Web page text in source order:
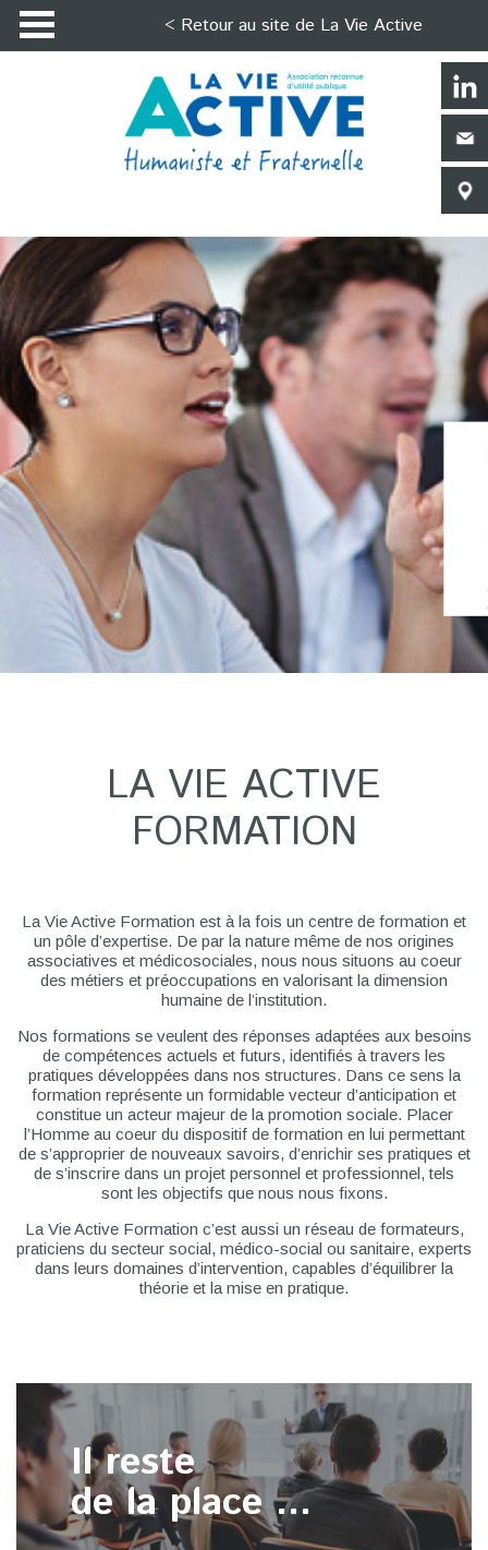
< Retour au site de La Vie Active
LA VIE ACTIVE
FORMATION
La Vie Active Formation est à la fois un centre de formation et
un pôle d’expertise. De par la nature même de nos origines
associatives et médicosociales, nous nous situons au coeur
des métiers et préoccupations en valorisant la dimension
humaine de l’institution.
Nos formations se veulent des réponses adaptées aux besoins
de compétences actuels et futurs, identifiés à travers les
pratiques développées dans nos structures. Dans ce sens la
formation représente un formidable vecteur d’anticipation et
constitue un acteur majeur de la promotion sociale. Placer
l’Homme au coeur du dispositif de formation en lui permettant
de s’approprier de nouveaux savoirs, d’enrichir ses pratiques et
de s’inscrire dans un projet personnel et professionnel, tels
sont les objectifs que nous nous fixons.
La Vie Active Formation c’est aussi un réseau de formateurs,
praticiens du secteur social, médico-social ou sanitaire, experts
dans leurs domaines d’intervention, capables d’équilibrer la
théorie et la mise en pratique.
Il reste
de la place ...